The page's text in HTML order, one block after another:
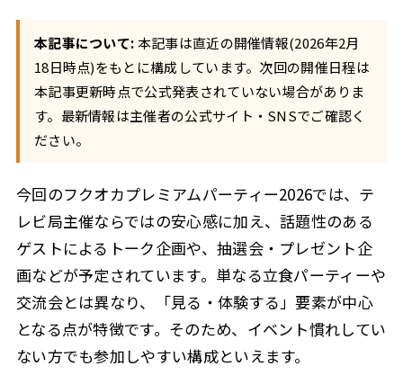
本記事について:本記事は直近の開催情報(2026年2月
18日時点)をもとに構成しています。次回の開催日程は
本記事更新時点で公式発表されていない場合がありま
す。最新情報は主催者の公式サイト・SNSでご確認く
ださい。
今回のフクオカプレミアムパーティー2026では、テ
レビ局主催ならではの安心感に加え、話題性のある
ゲストによるトーク企画や、抽選会・プレゼント企
画などが予定されています。単なる立食パーティーや
交流会とは異なり、「見る・体験する」要素が中心
となる点が特徴です。そのため、イベント慣れしてい
ない方でも参加しやすい構成といえます。